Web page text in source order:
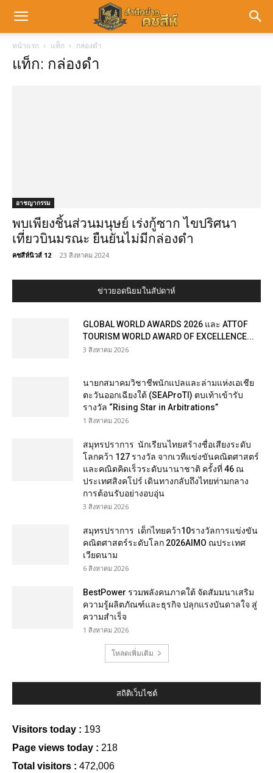
หน้าแรก แท็ก กล่องดำ
แท็ก: กล่องดำ
อาชญากรรม
พบเพียงชิ้นส่วนมนุษย์ เร่งกู้ซาก ไขปริศนา
เที่ยวบินมรณะ ยืนยันไม่มีกล่องดำ
คชสีห์นิวส์ 12 - 23 สิงหาคม 2024
ข่าวยอดนิยมในสัปดาห์
GLOBAL WORLD AWARDS 2026 และ ATTOF
TOURISM WORLD AWARD OF EXCELLENCE...
3 สิงหาคม 2026
นายกสมาคมวิชาชีพนักแปลและล่ามแห่งเอเชีย
ตะวันออกเฉียงใต้ (SEAProTI) ตบเท้าเข้ารับ
รางวัล “Rising Star in Arbitrations”
1 สิงหาคม 2026
สมุทรปราการ นักเรียนไทยสร้างชื่อเสียงระดับ
โลกคว้า 127 รางวัล จากเวทีแข่งขันคณิตศาสตร์
และคณิตคิดเร็วระดับนานาชาติ ครั้งที่ 46 ณ
ประเทศสิงคโปร์ เดินทางกลับถึงไทยท่ามกลาง
การต้อนรับอย่างอบอุ่น
3 สิงหาคม 2026
สมุทรปราการ เด็กไทยคว้า10รางวัลการแข่งขัน
คณิตศาสตร์ระดับโลก 2026AIMO ณประเทศ
เวียดนาม
6 สิงหาคม 2026
BestPower รวมพลังคนภาคใต้ จัดสัมมนาเสริม
ความรู้ผลิตภัณฑ์และธุรกิจ ปลุกแรงบันดาลใจ สู่
ความสำเร็จ
1 สิงหาคม 2026
โหลดเพิ่มเติม
สถิติเว็บไซต์
Visitors today : 193
Page views today : 218
Total visitors : 472,006